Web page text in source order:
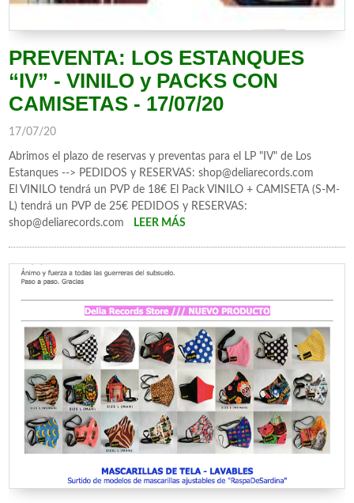
PREVENTA: LOS ESTANQUES
“IV” - VINILO y PACKS CON
CAMISETAS - 17/07/20
17/07/20
Abrimos el plazo de reservas y preventas para el LP "IV" de Los
Estanques --> PEDIDOS y RESERVAS: shop@deliarecords.com
El VINILO tendrá un PVP de 18€ El Pack VINILO + CAMISETA (S-M-
L) tendrá un PVP de 25€ PEDIDOS y RESERVAS:
shop@deliarecords.com
LEER MÁS